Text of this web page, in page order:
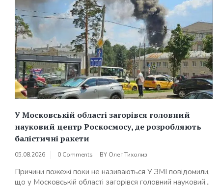
У Московській області загорівся головний
науковий центр Роскосмосу, де розробляють
балістичні ракети
05.08.2026 0 Comments BY Олег Тихолиз
Причини пожежі поки не називаються У ЗМІ повідомили,
що у Московській області загорівся головний науковий...